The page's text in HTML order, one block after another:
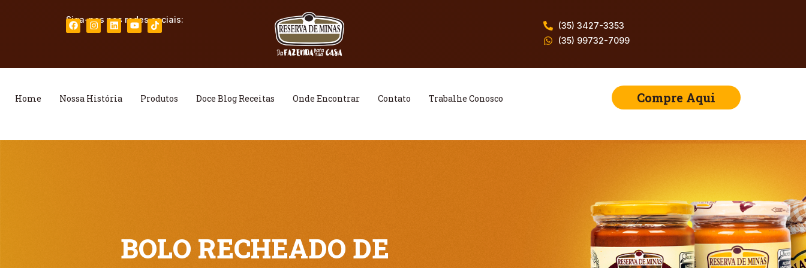
Siga-nos nas redes sociais:
(35) 3427-3353
(35) 99732-7099
Home Nossa História Produtos Doce Blog Receitas Onde Encontrar Contato Trabalhe Conosco Compre Aqui
BOLO RECHEADO DE